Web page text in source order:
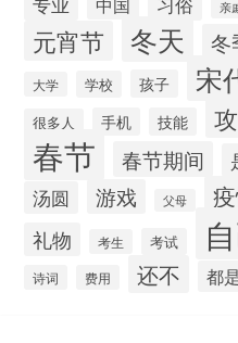
亲
元宵节 冬天 冬
大学 学校 孩子 宋
很多人 手机 技能
春节 春节期间
汤圆 游戏 父母
礼物 考生 考试
诗词 费用 还不 都